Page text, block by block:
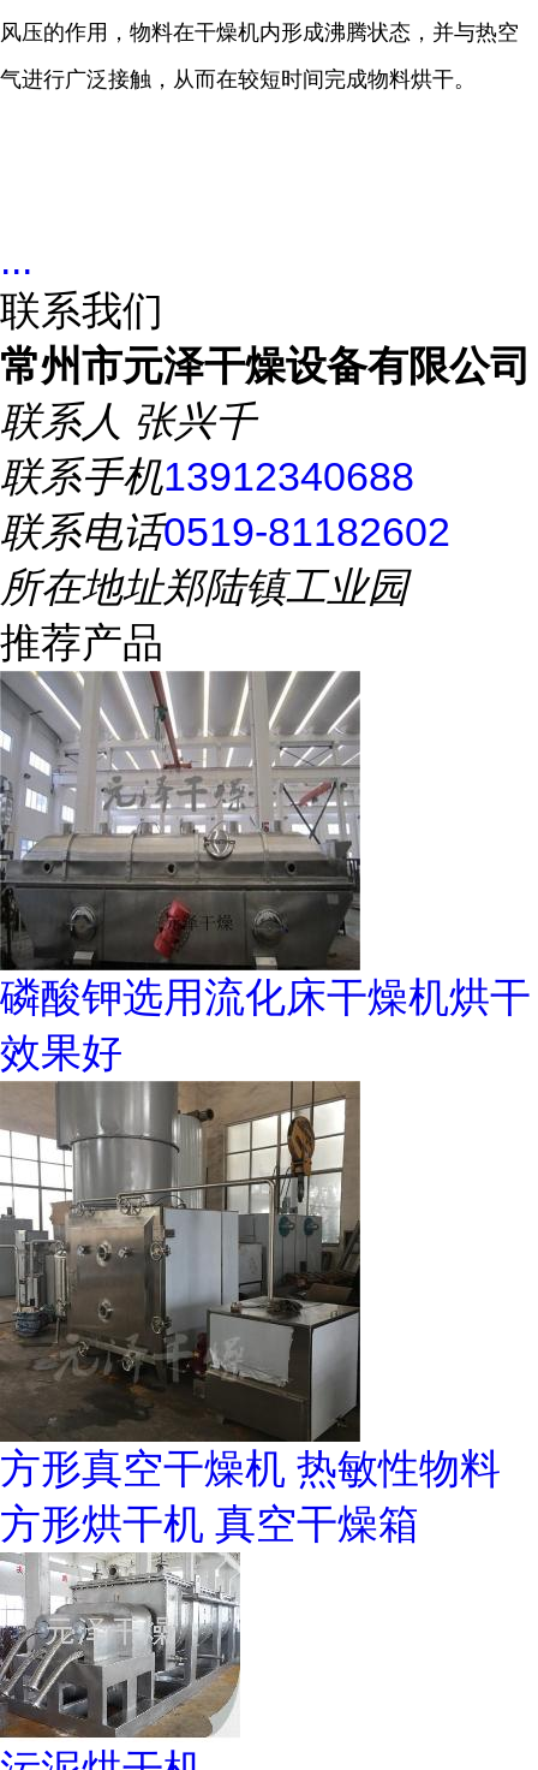
风压的作用，物料在干燥机内形成沸腾状态，并与热空
气进行广泛接触，从而在较短时间完成物料烘干。
...
联系我们
常州市元泽干燥设备有限公司
联系人 张兴千
联系手机13912340688
联系电话0519-81182602
所在地址郑陆镇工业园
推荐产品
磷酸钾选用流化床干燥机烘干
效果好
方形真空干燥机 热敏性物料
方形烘干机 真空干燥箱